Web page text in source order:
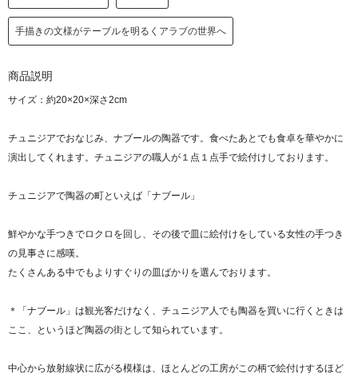
手描きの文様がテーブルを明るくアラブの世界へ
商品説明
サイズ：約20×20×深さ2cm
チュニジアでおなじみ、ナブールの陶器です。食べたあとでも食卓を華やかに
演出してくれます。チュニジアの職人が１点１点手で絵付けしております。
チュニジアで陶器の町といえば「ナブール」
鮮やかな手つきでロクロを回し、その後で皿に絵付けをしている女性の手つき
の見事さに感嘆。
たくさんある中でもよりすぐりの皿ばかりを選んでおります。
＊「ナブール」は観光客だけなく、チュニジア人でも陶器を買いに行くときは
ここ、というほど陶器の街として知られています。
中心から放射線状に広がる模様は、ほとんどの工房がこの柄で絵付けするほど